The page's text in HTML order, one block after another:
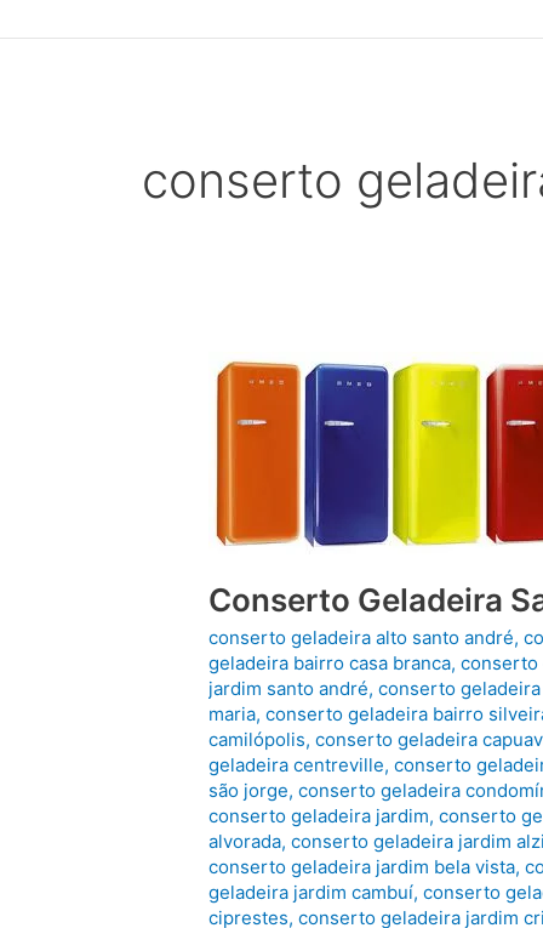
conserto
Conserto Geladeira
conserto geladeira alto santo andré,
geladeira bairro casa branca,conserto
jardim santo andré,conserto
maria,conserto geladeira bairro
camilópolis,conserto geladeira
geladeira centreville,conserto
são jorge,conserto geladeira
conserto geladeira jardim,conserto
alvorada,conserto geladeira jardim
conserto geladeira jardim bela vista,
geladeira jardim cambuí,conserto
ciprestes,conserto geladeira jardim